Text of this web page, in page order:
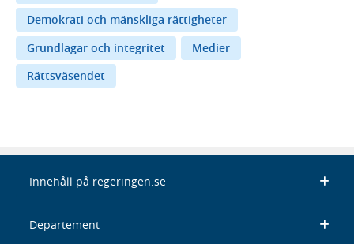
Demokrati och mänskliga rättigheter
Grundlagar och integritet
Medier
Rättsväsendet
Innehåll på regeringen.se
Departement